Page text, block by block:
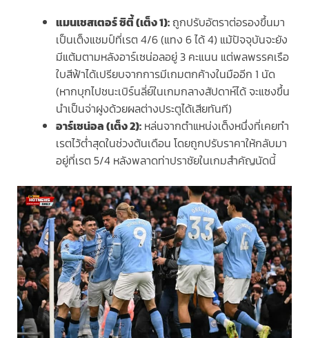
แมนเชสเตอร์ ซิตี้ (เต็ง 1):ถูกปรับอัตราต่อรองขึ้นมา
เป็นเต็งแชมป์ที่เรต 4/6 (แทง 6 ได้ 4) แม้ปัจจุบันจะยัง
มีแต้มตามหลังอาร์เซน่อลอยู่ 3 คะแนน แต่พลพรรคเรือ
ใบสีฟ้าได้เปรียบจากการมีเกมตกค้างในมืออีก 1 นัด
(หากบุกไปชนะเบิร์นลี่ย์ในเกมกลางสัปดาห์ได้ จะแซงขึ้น
นำเป็นจ่าฝูงด้วยผลต่างประตูได้เสียทันที)
อาร์เซน่อล (เต็ง 2): หล่นจากตำแหน่งเต็งหนึ่งที่เคยทำ
เรตไว้ต่ำสุดในช่วงต้นเดือน โดยถูกปรับราคาให้กลับมา
อยู่ที่เรต 5/4 หลังพลาดท่าปราชัยในเกมสำคัญนัดนี้